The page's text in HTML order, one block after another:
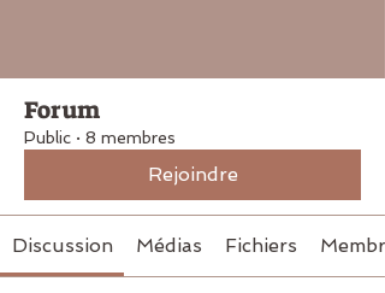
Forum
Public · 8 membres
Rejoindre
Discussion Médias Fichiers